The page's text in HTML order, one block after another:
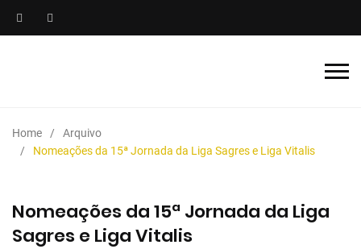
Home
Arquivo
Nomeações da 15ª Jornada da Liga Sagres e Liga Vitalis
Nomeações da 15ª Jornada da Liga
Sagres e Liga Vitalis